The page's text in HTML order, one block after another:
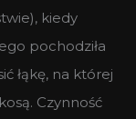
kiedy
pochodziła
łąkę, na której
Czynność